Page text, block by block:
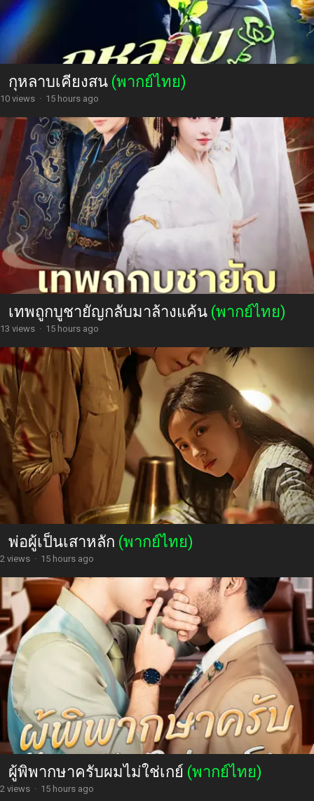
กุหลาบเคียงสน (พากย์ไทย)
10 views · 15 hours ago
เทพถูกบูชายัญกลับมาล้างแค้น (พากย์ไทย)
13 views · 15 hours ago
พ่อผู้เป็นเสาหลัก (พากย์ไทย)
2 views · 15 hours ago
ผู้พิพากษาครับผมไม่ใช่เกย์ (พากย์ไทย)
2 views · 15 hours ago